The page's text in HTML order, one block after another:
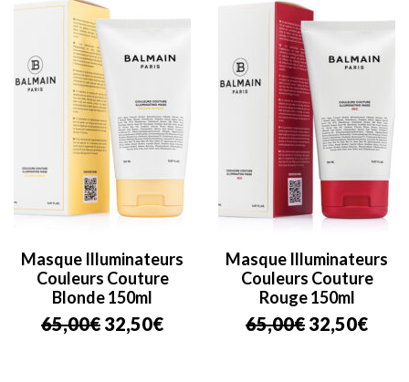
Masque Illuminateurs
Couleurs Couture
Blonde 150ml
65,00€ Le
prix
32,50€Le
Masque Illuminateurs
Couleurs Couture
Rouge 150ml
65,00€ Le
prix
32,50€Le